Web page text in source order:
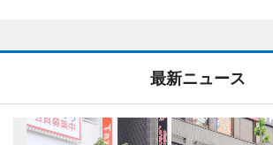
最新ニュース